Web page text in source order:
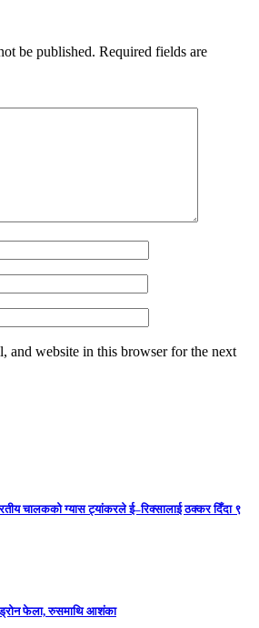
be published. Required fields are
and website in this browser for the next
चालकको ग्यास ट्यांकरले ई–रिक्सालाई ठक्कर दिँदा ९
ड्रोन फेला, रुसमाथि आशंका